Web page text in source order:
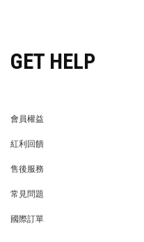
GET HELP
會員權益
紅利回饋
售後服務
常見問題
國際訂單